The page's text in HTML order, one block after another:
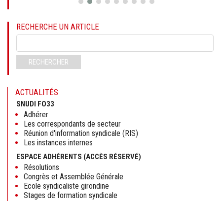
RECHERCHE UN ARTICLE
clés
RECHERCHER
ACTUALITÉS
SNUDI FO33
Adhérer
Les correspondants de secteur
Réunion d'information syndicale (RIS)
Les instances internes
ESPACE ADHÉRENTS (ACCÈS RÉSERVÉ)
Résolutions
Congrès et Assemblée Générale
Ecole syndicaliste girondine
Stages de formation syndicale